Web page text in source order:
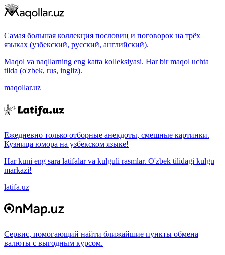
Самая большая коллекция пословиц и поговорок на трёх
языках (узбекский, русский, английский).
Maqol va naqllarning eng katta kolleksiyasi. Har bir maqol uchta
tilda (o'zbek, rus, ingliz).
maqollar.uz
Ежедневно только отборные анекдоты, смешные картинки.
Кузница юмора на узбекском языке!
Har kuni eng sara latifalar va kulguli rasmlar. O'zbek tilidagi kulgu
markazi!
latifa.uz
Сервис, помогающий найти ближайшие пункты обмена
валюты с выгодным курсом.